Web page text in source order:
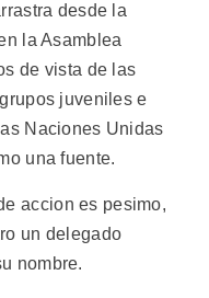
desde la
la Asamblea
de vista de las
juveniles e
Naciones Unidas
una fuente.
accion es pesimo,
un delegado
nombre.